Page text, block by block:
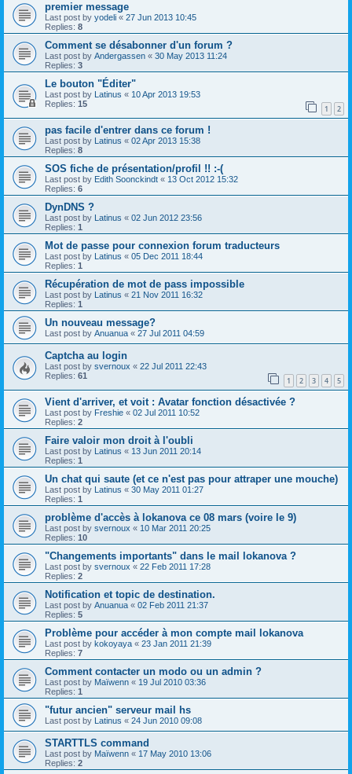
premier message
Last post by yodeli « 27 Jun 2013 10:45
Replies: 8
Comment se désabonner d'un forum ?
Last post by Andergassen « 30 May 2013 11:24
Replies: 3
Le bouton "Éditer"
Last post by Latinus « 10 Apr 2013 19:53
Replies: 15 1 2
pas facile d'entrer dans ce forum !
Last post by Latinus « 02 Apr 2013 15:38
Replies: 8
SOS fiche de présentation/profil !! :-(
Last post by Edith Soonckindt « 13 Oct 2012 15:32
Replies: 6
DynDNS ?
Last post by Latinus « 02 Jun 2012 23:56
Replies: 1
Mot de passe pour connexion forum traducteurs
Last post by Latinus « 05 Dec 2011 18:44
Replies: 1
Récupération de mot de pass impossible
Last post by Latinus « 21 Nov 2011 16:32
Replies: 1
Un nouveau message?
Last post by Anuanua « 27 Jul 2011 04:59
Captcha au login
Last post by svernoux « 22 Jul 2011 22:43
Replies: 61 1 2 3 4 5
Vient d'arriver, et voit : Avatar fonction désactivée ?
Last post by Freshie « 02 Jul 2011 10:52
Replies: 2
Faire valoir mon droit à l'oubli
Last post by Latinus « 13 Jun 2011 20:14
Replies: 1
Un chat qui saute (et ce n'est pas pour attraper une mouche)
Last post by Latinus « 30 May 2011 01:27
Replies: 1
problème d'accès à lokanova ce 08 mars (voire le 9)
Last post by svernoux « 10 Mar 2011 20:25
Replies: 10
"Changements importants" dans le mail lokanova ?
Last post by svernoux « 22 Feb 2011 17:28
Replies: 2
Notification et topic de destination.
Last post by Anuanua « 02 Feb 2011 21:37
Replies: 5
Problème pour accéder à mon compte mail lokanova
Last post by kokoyaya « 23 Jan 2011 21:39
Replies: 7
Comment contacter un modo ou un admin ?
Last post by Maïwenn « 19 Jul 2010 03:36
Replies: 1
"futur ancien" serveur mail hs
Last post by Latinus « 24 Jun 2010 09:08
STARTTLS command
Last post by Maïwenn « 17 May 2010 13:06
Replies: 2